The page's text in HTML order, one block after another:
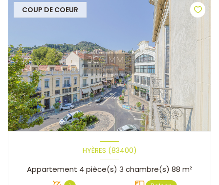
COUP DE COEUR
HYÈRES (83400)
Appartement 4 pièce(s) 3 chambre(s) 88 m²